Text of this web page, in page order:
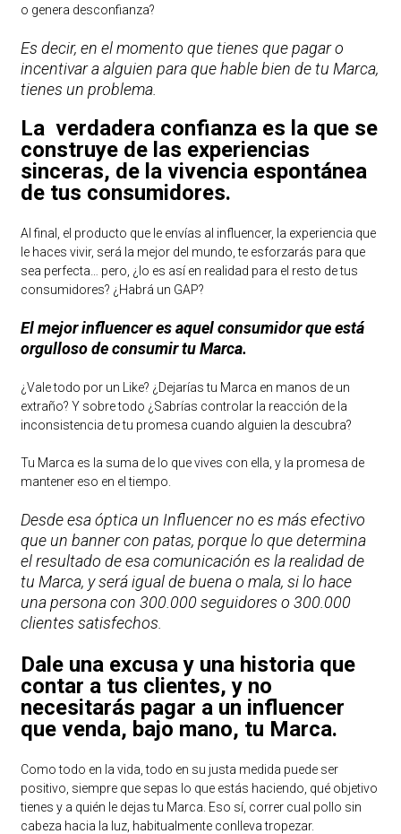
o genera desconfianza?
Es decir, en el momento que tienes que pagar o
incentivar a alguien para que hable bien de tu Marca,
tienes un problema.
La verdadera confianza es la que se
construye de las experiencias
sinceras, de la vivencia espontánea
de tus consumidores.
Al final, el producto que le envías al influencer, la experiencia que
le haces vivir, será la mejor del mundo, te esforzarás para que
sea perfecta… pero, ¿lo es así en realidad para el resto de tus
consumidores? ¿Habrá un GAP?
El mejor influencer es aquel consumidor que está
orgulloso de consumir tu Marca.
¿Vale todo por un Like? ¿Dejarías tu Marca en manos de un
extraño? Y sobre todo ¿Sabrías controlar la reacción de la
inconsistencia de tu promesa cuando alguien la descubra?
Tu Marca es la suma de lo que vives con ella, y la promesa de
mantener eso en el tiempo.
Desde esa óptica un Influencer no es más efectivo
que un banner con patas, porque lo que determina
el resultado de esa comunicación es la realidad de
tu Marca, y será igual de buena o mala, si lo hace
una persona con 300.000 seguidores o 300.000
clientes satisfechos.
Dale una excusa y una historia que
contar a tus clientes, y no
necesitarás pagar a un influencer
que venda, bajo mano, tu Marca.
Como todo en la vida, todo en su justa medida puede ser
positivo, siempre que sepas lo que estás haciendo, qué objetivo
tienes y a quién le dejas tu Marca. Eso sí, correr cual pollo sin
cabeza hacia la luz, habitualmente conlleva tropezar.